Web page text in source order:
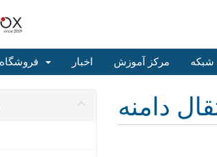
اخبار مرکز آموزش
دامنه